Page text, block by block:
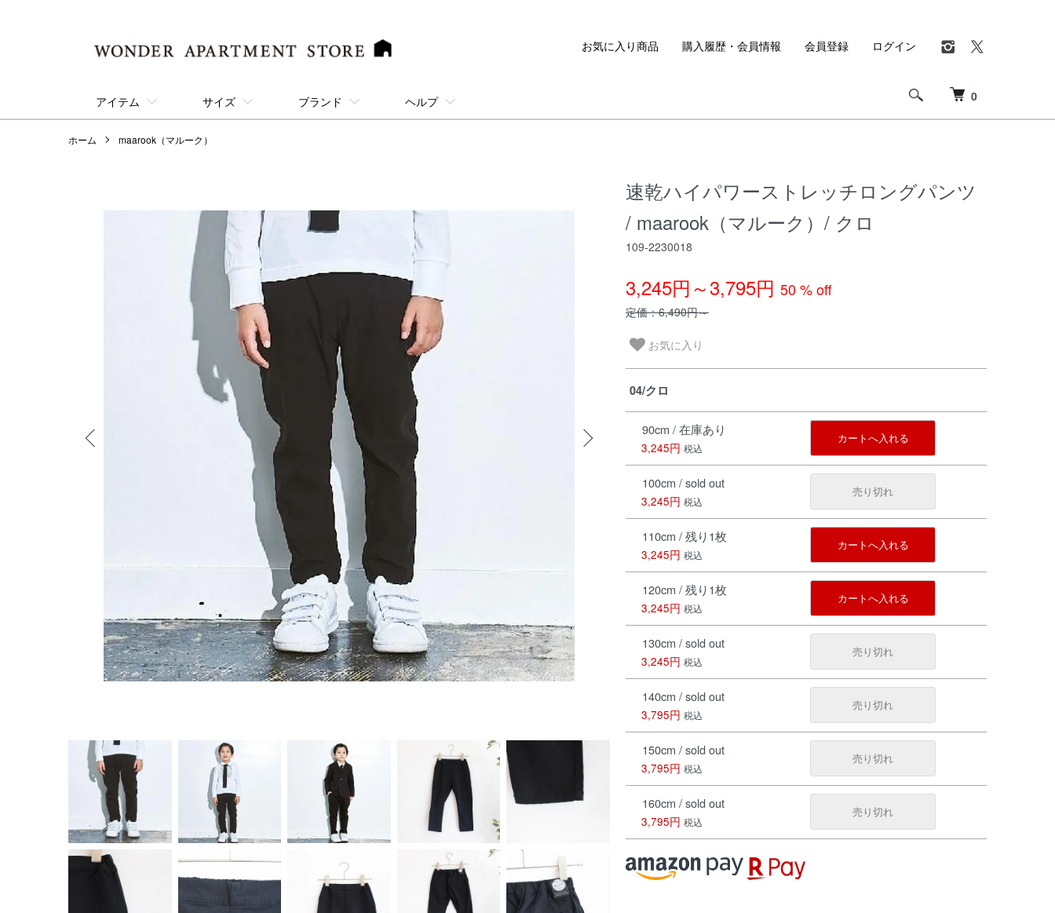
0
アイテム サイズ ブランド ヘルプ
お気に入り商品 購入履歴・会員情報 会員登録 ログイン
ホーム maarook（マルーク）
速乾ハイパワーストレッチロングパンツ
/ maarook（マルーク）/ クロ
109-2230018
3,245円～3,795円 50 % off
定価：6,490円～
お気に入り
04/クロ
90cm / 在庫あり
3,245円 税込
カートへ入れる
100cm / sold out
3,245円 税込
売り切れ
110cm / 残り1枚
3,245円 税込
カートへ入れる
120cm / 残り1枚
3,245円 税込
カートへ入れる
130cm / sold out
3,245円 税込
売り切れ
140cm / sold out
3,795円 税込
売り切れ
150cm / sold out
3,795円 税込
売り切れ
160cm / sold out
3,795円 税込
売り切れ